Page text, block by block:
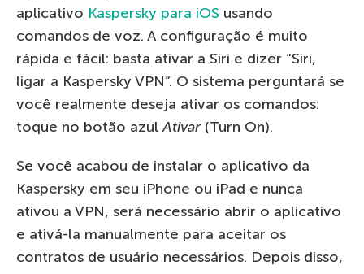
aplicativo Kaspersky para iOS usando
comandos de voz. A configuração é muito
rápida e fácil: basta ativar a Siri e dizer “Siri,
ligar a Kaspersky VPN”. O sistema perguntará se
você realmente deseja ativar os comandos:
toque no botão azulAtivar (Turn On).
Se você acabou de instalar o aplicativo da
Kaspersky em seu iPhone ou iPad e nunca
ativou a VPN, será necessário abrir o aplicativo
e ativá-la manualmente para aceitar os
contratos de usuário necessários. Depois disso,